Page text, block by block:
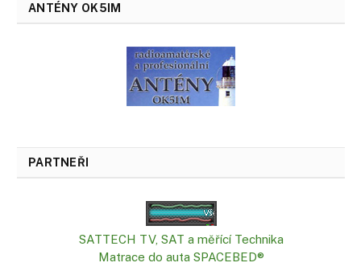
ANTÉNY OK5IM
PARTNEŘI
SATTECH TV, SAT a měřící Technika
Matrace do auta SPACEBED®